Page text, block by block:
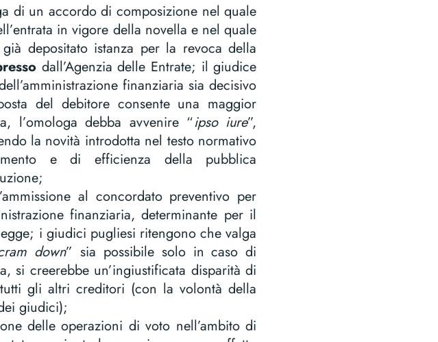
di un accordo di composizione nel quale
in vigore della novella e nel quale
depositato istanza per la revoca della
dall’Agenzia delle Entrate; il giudice
finanziaria sia decisivo
del debitore consente una maggior
l’omologa debba avvenire “ipso iure”,
la novità introdotta nel testo normativo
e di efficienza della pubblica
al concordato preventivo per
finanziaria, determinante per il
i giudici pugliesi ritengono che valga
down” sia possibile solo in caso di
si creerebbe un’ingiustificata disparità di
gli altri creditori (con la volontà della
giudici);
delle operazioni di voto nell’ambito di